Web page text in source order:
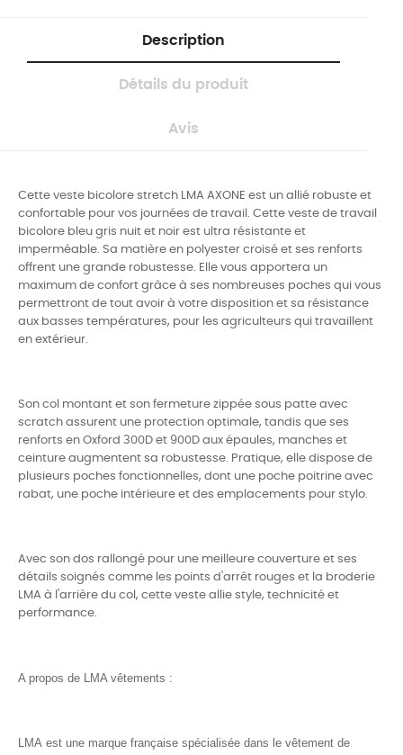
Description
Détails du produit
Avis
Cette veste bicolore stretch LMA AXONE est un allié robuste et
confortable pour vos journées de travail. Cette veste de travail
bicolore bleu gris nuit et noir est ultra résistante et
imperméable. Sa matière en polyester croisé et ses renforts
offrent une grande robustesse. Elle vous apportera un
maximum de confort grâce à ses nombreuses poches qui vous
permettront de tout avoir à votre disposition et sa résistance
aux basses températures, pour les agriculteurs qui travaillent
en extérieur.
Son col montant et son fermeture zippée sous patte avec
scratch assurent une protection optimale, tandis que ses
renforts en Oxford 300D et 900D aux épaules, manches et
ceinture augmentent sa robustesse. Pratique, elle dispose de
plusieurs poches fonctionnelles, dont une poche poitrine avec
rabat, une poche intérieure et des emplacements pour stylo.
Avec son dos rallongé pour une meilleure couverture et ses
détails soignés comme les points d'arrêt rouges et la broderie
LMA à l'arrière du col, cette veste allie style, technicité et
performance.
A propos de LMA vêtements :
LMA est une marque française spécialisée dans le vêtement de